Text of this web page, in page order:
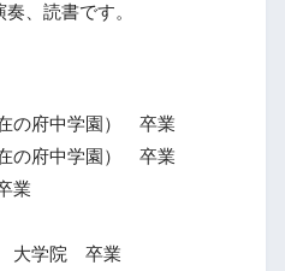
、読書です。
の府中学園） 卒業
の府中学園） 卒業
業
大学院 卒業